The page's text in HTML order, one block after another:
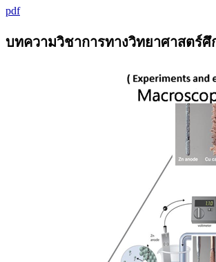
pdf
บทความวิชาการทางวิทยาศาสตร์ศึ